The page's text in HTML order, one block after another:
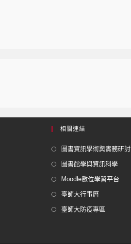
相關連結
圖書資訊學術與實務研
圖書館學與資訊科學
Moodle數位學習平台
臺師大行事曆
臺師大防疫專區